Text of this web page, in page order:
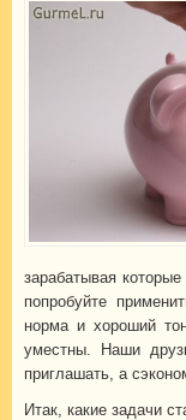
зарабатывая
попробуйте
норма и хороший
уместны. Наши
приглашать, а
Итак, какие задачи